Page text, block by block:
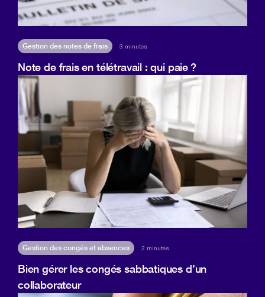
Gestion des notes de frais 3 minutes
Note de frais en télétravail : qui paie ?
Gestion des congés et absences 2 minutes
Bien gérer les congés sabbatiques d’un
collaborateur